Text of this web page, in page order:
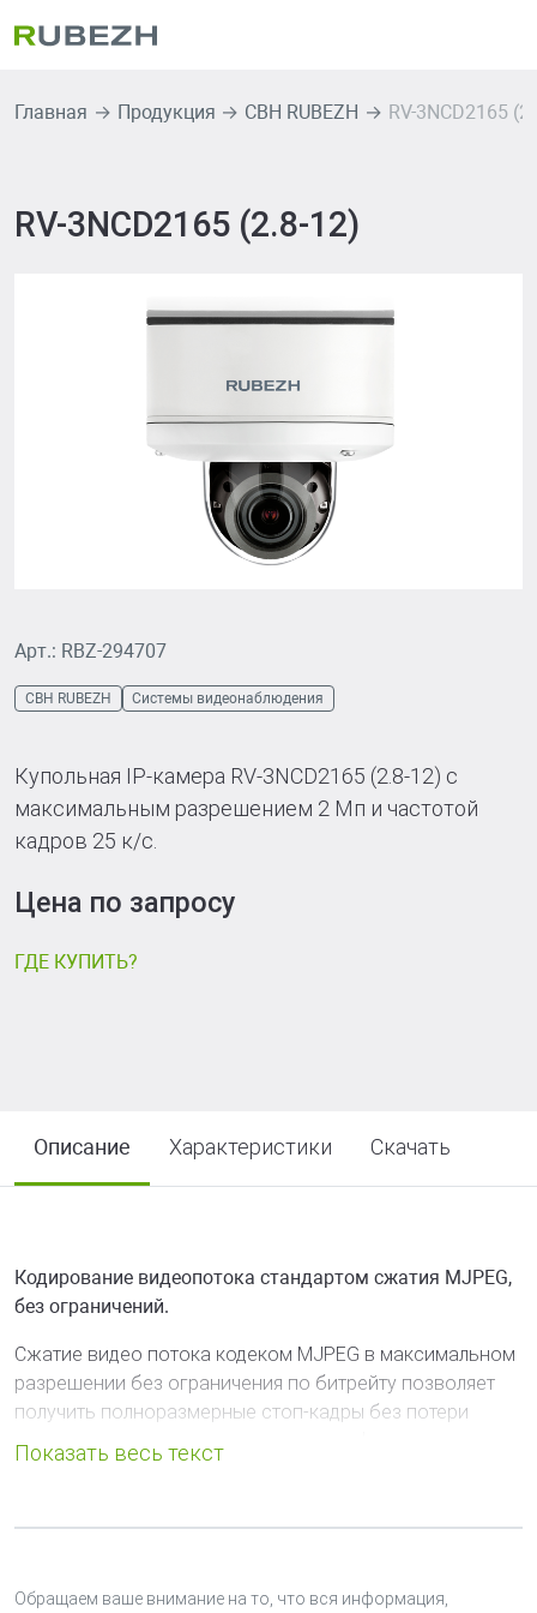
Главная Продукция СВН RUBEZH RV-3NCD2165
RV-3NCD2165 (2.8-12)
Арт.: RBZ-294707
СВН RUBEZH Системы видеонаблюдения
Купольная IP-камера RV-3NCD2165 (2.8-12) с
максимальным разрешением 2 Мп и частотой
кадров 25 к/с.
Цена по запросу
ГДЕ КУПИТЬ?
Описание Характеристики Скачать
Кодирование видеопотока стандартом сжатия MJPEG,
без ограничений.
Сжатие видео потока кодеком MJPEG в максимальном
разрешении без ограничения по битрейту позволяет
получить полноразмерные стоп-кадры без потери
качества для распознавания и идентификации
уменьшает нагрузку на сервер и серверное ПО.
Обращаем ваше внимание на то, что вся информация,